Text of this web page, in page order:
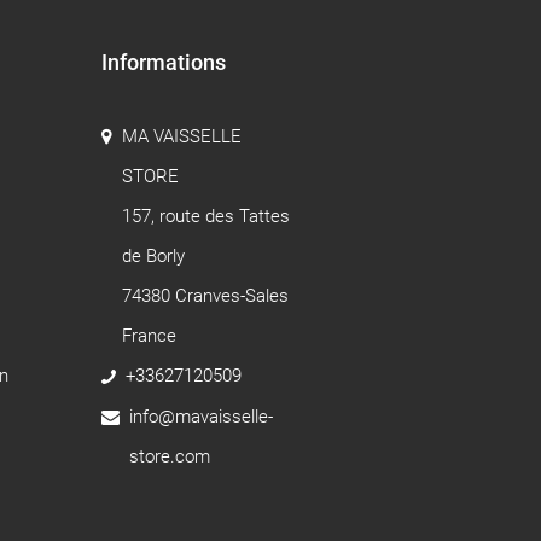
Informations
MA VAISSELLE
STORE
157, route des Tattes
de Borly
74380 Cranves-Sales
France
+33627120509
info@mavaisselle-
store.com